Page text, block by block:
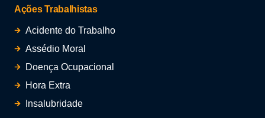
Ações Trabalhistas
Acidente do Trabalho
Assédio Moral
Doença Ocupacional
Hora Extra
Insalubridade